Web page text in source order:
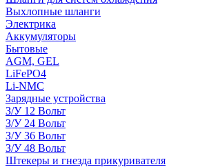
Выхлопные шланги
Электрика
Аккумуляторы
Бытовые
AGM, GEL
LiFePO4
Li-NMC
Зарядные устройства
З/У 12 Вольт
З/У 24 Вольт
З/У 36 Вольт
З/У 48 Вольт
Штекеры и гнезда прикуривателя